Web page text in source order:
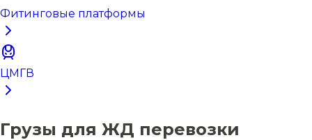
Фитинговые платформы
ЦМГВ
Грузы для ЖД перевозки